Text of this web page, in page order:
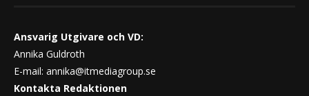
Ansvarig Utgivare och VD:
Annika Guldroth
E-mail: annika@itmediagroup.se
Kontakta Redaktionen